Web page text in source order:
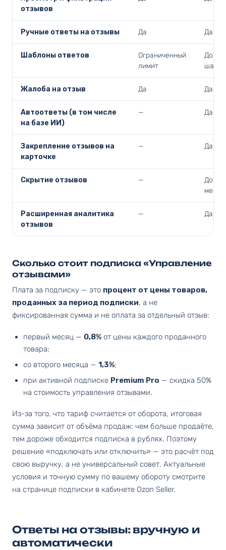
отзывов
Ручные ответы на отзывы Да Да
Шаблоны ответов
Ограниченный
лимит
До 30
Жалоба на отзыв Да Да
Автоответы (в том числе
на базе ИИ)
— Да
Закрепление отзывов на
карточке
— Да
Скрытие отзывов —
До 3 в
месяц
Расширенная аналитика
отзывов
— Да
Сколько стоит подписка «Управление
отзывами»
Плата за подписку — это процент от цены товаров,
проданных за период подписки, а не
фиксированная сумма и не оплата за отдельный отзыв:
первый месяц — 0,8% от цены каждого проданного
товара;
со второго месяца — 1,3%;
при активной подписке Premium Pro — скидка 50%
на стоимость управления отзывами.
Из-за того, что тариф считается от оборота, итоговая
сумма зависит от объёма продаж: чем больше продаёте,
тем дороже обходится подписка в рублях. Поэтому
решение «подключать или отключить» — это расчёт под
свою выручку, а не универсальный совет. Актуальные
условия и точную сумму по вашему обороту смотрите
на странице подписки в кабинете Ozon Seller.
Ответы на отзывы: вручную и
автоматически